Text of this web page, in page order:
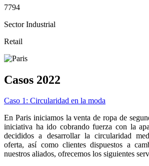
7794
Sector Industrial
Retail
Casos 2022
Caso 1: Circularidad en la moda
En Paris iniciamos la venta de ropa de
iniciativa ha ido cobrando fuerza con la
decididos a desarrollar la circularidad
oferta, así como clientes dispuestos a
nuestros aliados, ofrecemos los siguientes